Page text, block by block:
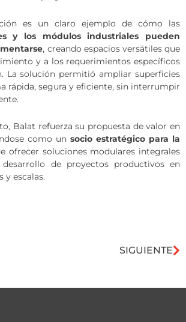
es un claro ejemplo de cómo las
y los módulos industriales pueden
, creando espacios versátiles que
y a los requerimientos específicos
La solución permitió ampliar superficies
rápida, segura y eficiente, sin interrumpir
Balat refuerza su propuesta de valor en
como un socio estratégico para la
ofrecer soluciones modulares integrales
de proyectos productivos en
y escalas.
SIGUIENTE